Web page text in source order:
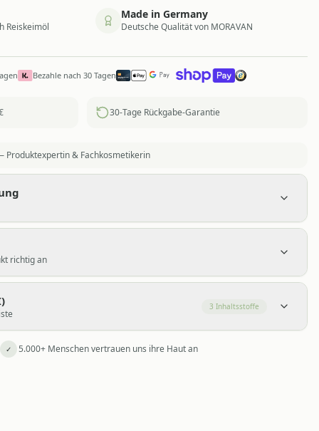
Reiskeimöl
Made in Germany
Deutsche Qualität von MORAVAN
Bezahle nach 30 Tagen
30-Tage Rückgabe-Garantie
& Fachkosmetikerin
richtig an
3 Inhaltsstoffe
✓ 5.000+ Menschen vertrauen uns ihre Haut an